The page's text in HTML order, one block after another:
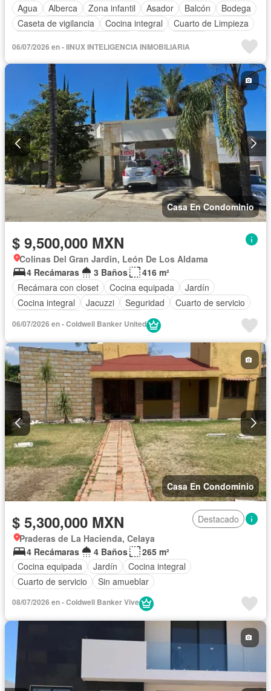
Agua
Alberca Zona infantil Asador Balcón
Bodega
Caseta de vigilancia
Cocina integral
Cuarto de Limpieza
Completamente amueblado
06/07/2026 en - IINUX INTELIGENCIA INMOBILIARIA
Casa En Condominio
$ 9,500,000 MXN
Colinas Del Gran Jardin, León De Los Aldama
4 Recámaras
3 Baños
416 m²
Recámara con closet
Cocina equipada
Jardín
Cocina integral
Jacuzzi Seguridad
Cuarto de servicio
06/07/2026 en - Coldwell Banker United
Casa En Condominio
$ 5,300,000 MXN
Destacado
Praderas de La Hacienda, Celaya
4 Recámaras
4 Baños
265 m²
Cocina equipada
Jardín
Cocina integral
Cuarto de servicio
Sin amueblar
08/07/2026 en - Coldwell Banker Vive